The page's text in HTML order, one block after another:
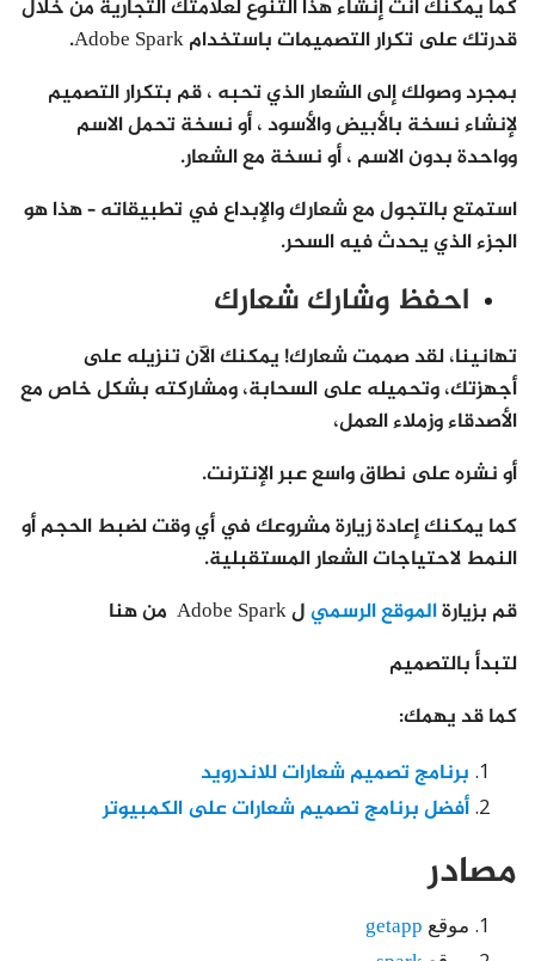
كما يمكنك أنت إنشاء هذا التنوع لعلامتك التجارية من خلال
قدرتك على تكرار التصميمات باستخدام Adobe Spark.
بمجرد وصولك إلى الشعار الذي تحبه ، قم بتكرار التصميم
لإنشاء نسخة بالأبيض والأسود ، أو نسخة تحمل الاسم
وواحدة بدون الاسم ، أو نسخة مع الشعار.
استمتع بالتجول مع شعارك والإبداع في تطبيقاته – هذا هو
الجزء الذي يحدث فيه السحر.
احفظ وشارك شعارك
تهانينا، لقد صممت شعارك! يمكنك الآن تنزيله على
أجهزتك، وتحميله على السحابة، ومشاركته بشكل خاص مع
الأصدقاء وزملاء العمل،
أو نشره على نطاق واسع عبر الإنترنت.
كما يمكنك إعادة زيارة مشروعك في أي وقت لضبط الحجم أو
النمط لاحتياجات الشعار المستقبلية.
قم بزيارةالموقع الرسميل Adobe Spark من هنا
لتبدأ بالتصميم
كما قد يهمك:
برنامج تصميم شعارات للاندرويد
أفضل برنامج تصميم شعارات على الكمبيوتر
مصادر
موقع getapp